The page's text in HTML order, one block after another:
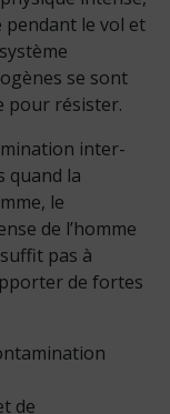
pendant le vol et
se sont
pour résister.
inter-
quand la
le
de l’homme
pas à
de fortes
de